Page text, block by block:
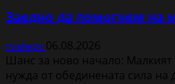
Международния
на
котката
Заедно да помогнем на
rvaleov 06.08.2026
Шанс за ново начало:
нужда от обединената сила на